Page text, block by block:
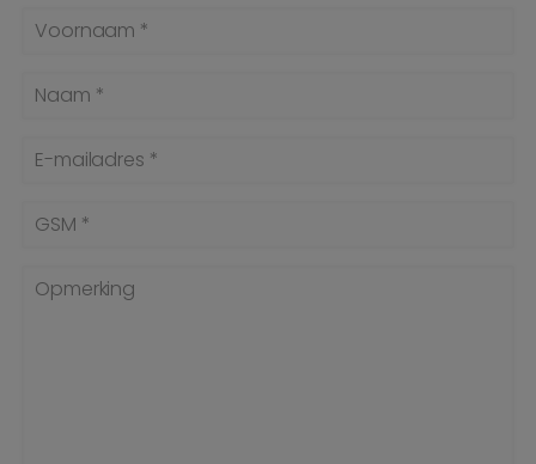
Voornaam *
Naam *
E-mailadres *
GSM *
Opmerking